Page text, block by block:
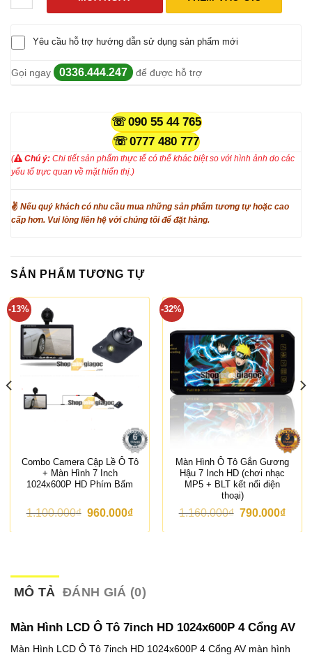
Yêu cầu hỗ trợ hướng dẫn sử dụng sản phẩm mới
Gọi ngay 0336.444.247 để được hỗ trợ
090 55 44 765
0777 480 777
( Chú ý: Chi tiết sản phẩm thực tế có thể khác biệt so với hình ảnh do các
yếu tố trực quan về mặt hiển thị.)
✌ Nếu quý khách có nhu cầu mua những sản phẩm tương tự hoặc cao
cấp hơn. Vui lòng liên hệ với chúng tôi để đặt hàng.
SẢN PHẨM TƯƠNG TỰ
-13%
Combo Camera Cập Lề Ô Tô
+ Màn Hình 7 Inch
1024x600P HD Phím Bấm
1.100.000₫ G
à
.
1
0
960.000₫G
t
ạ
l
à
:
-32%
Màn Hình Ô Tô Gắn Gương
Hậu 7 Inch HD (chơi nhạc
MP5 + BLT kết nối điện
thoại)
1.160.000₫ G
.
1
6
790.000₫G
l
à
:
MÔ TẢ ĐÁNH GIÁ (0)
Màn Hình LCD Ô Tô 7inch HD 1024x600P 4 Cổng AV
Màn Hình LCD Ô Tô 7inch HD 1024x600P 4 Cổng AV màn hình